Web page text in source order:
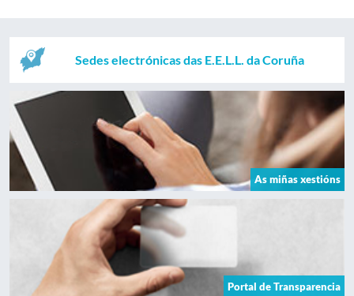
Sedes electrónicas das E.E.L.L. da Coruña
As miñas xestións
Portal de Transparencia